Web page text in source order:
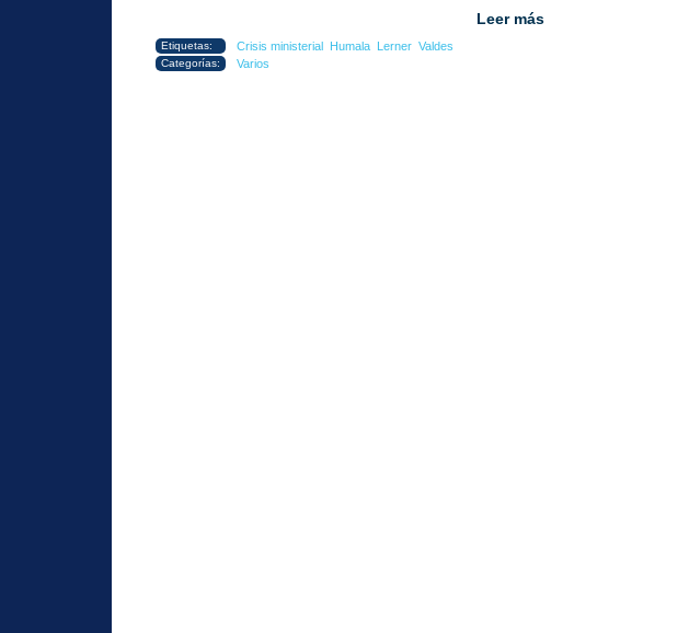
Leer más
Etiquetas: Crisis ministerial Humala Lerner Valdes
Categorías: Varios